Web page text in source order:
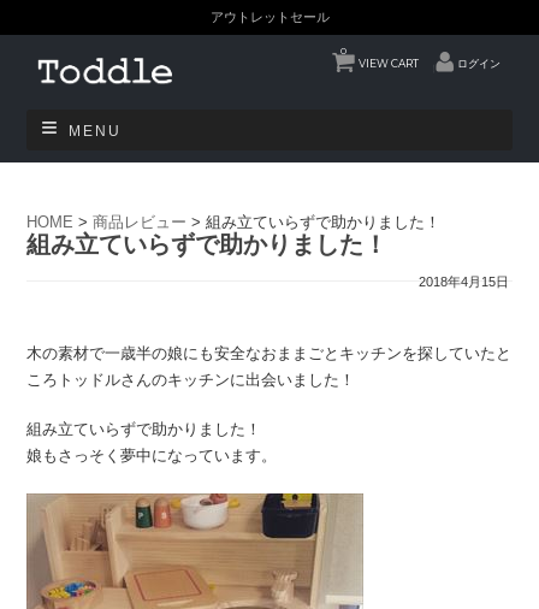
アウトレットセール
VIEW CART
0
ログイン
MENU
HOME >商品レビュー >組み立ていらずで助かりました！
組み立ていらずで助かりました！
2018年4月15日
木の素材で一歳半の娘にも安全なおままごとキッチンを探していたと
ころトッドルさんのキッチンに出会いました！
組み立ていらずで助かりました！
娘もさっそく夢中になっています。